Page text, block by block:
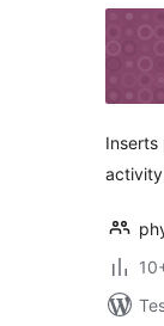
Inserts